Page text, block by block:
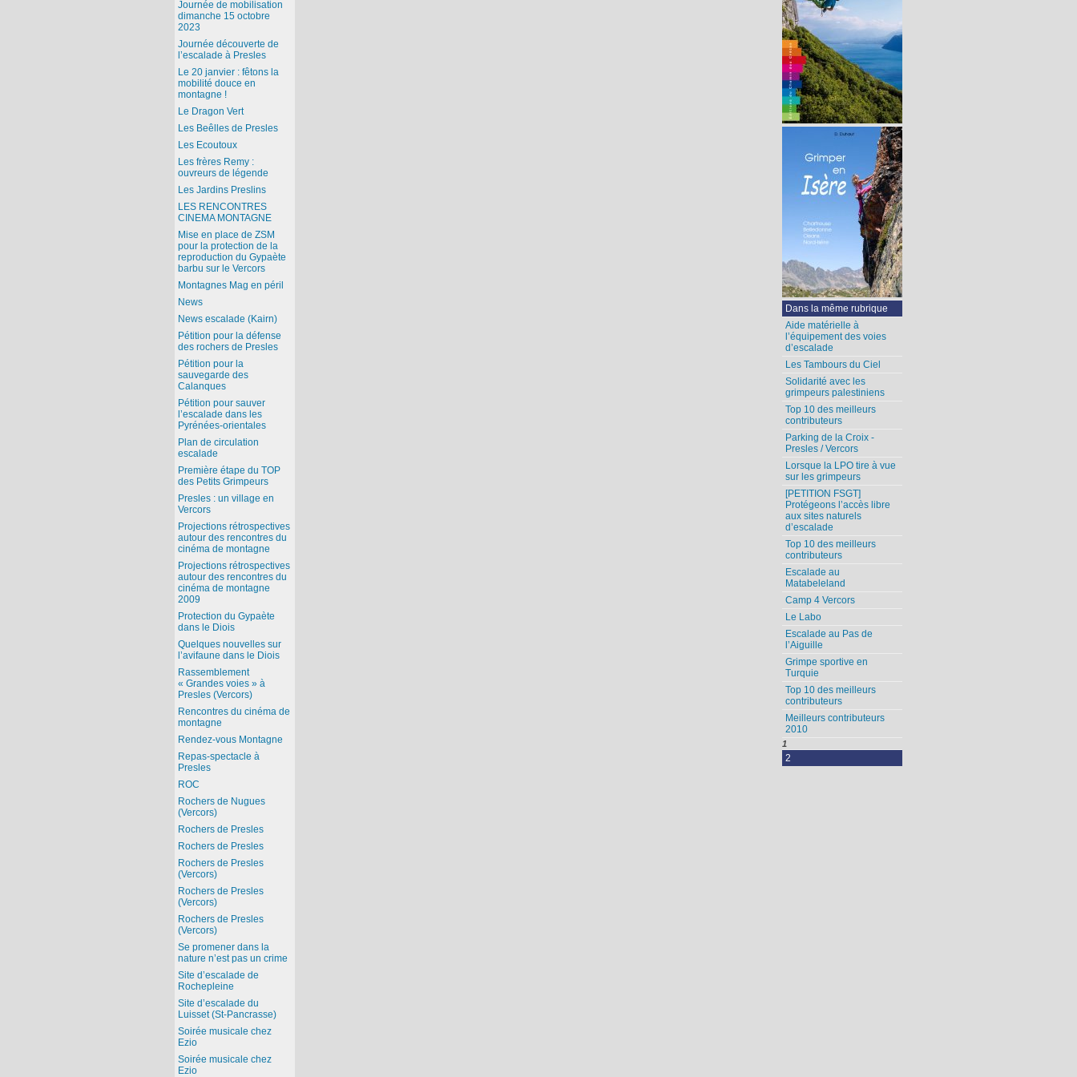
Dans la même rubrique
Aide matérielle à
l’équipement des voies
d’escalade
Les Tambours du Ciel
Solidarité avec les
grimpeurs palestiniens
Top 10 des meilleurs
contributeurs
Parking de la Croix -
Presles / Vercors
Lorsque la LPO tire à vue
sur les grimpeurs
[PETITION FSGT]
Protégeons l’accès libre
aux sites naturels
d’escalade
Top 10 des meilleurs
contributeurs
Escalade au
Matabeleland
Camp 4 Vercors
Le Labo
Escalade au Pas de
l’Aiguille
Grimpe sportive en
Turquie
Top 10 des meilleurs
contributeurs
Meilleurs contributeurs
2010
1
2
Journée de mobilisation
dimanche 15 octobre
2023
Journée découverte de
l’escalade à Presles
Le 20 janvier : fêtons la
mobilité douce en
montagne !
Le Dragon Vert
Les Beêlles de Presles
Les Ecoutoux
Les frères Remy :
ouvreurs de légende
Les Jardins Preslins
LES RENCONTRES
CINEMA MONTAGNE
Mise en place de ZSM
pour la protection de la
reproduction du Gypaète
barbu sur le Vercors
Montagnes Mag en péril
News
News escalade (Kairn)
Pétition pour la défense
des rochers de Presles
Pétition pour la
sauvegarde des
Calanques
Pétition pour sauver
l’escalade dans les
Pyrénées-orientales
Plan de circulation
escalade
Première étape du TOP
des Petits Grimpeurs
Presles : un village en
Vercors
Projections rétrospectives
autour des rencontres du
cinéma de montagne
Projections rétrospectives
autour des rencontres du
cinéma de montagne
2009
Protection du Gypaète
dans le Diois
Quelques nouvelles sur
l’avifaune dans le Diois
Rassemblement
« Grandes voies » à
Presles (Vercors)
Rencontres du cinéma de
montagne
Rendez-vous Montagne
Repas-spectacle à
Presles
ROC
Rochers de Nugues
(Vercors)
Rochers de Presles
Rochers de Presles
Rochers de Presles
(Vercors)
Rochers de Presles
(Vercors)
Rochers de Presles
(Vercors)
Se promener dans la
nature n’est pas un crime
Site d’escalade de
Rochepleine
Site d’escalade du
Luisset (St-Pancrasse)
Soirée musicale chez
Ezio
Soirée musicale chez
Ezio